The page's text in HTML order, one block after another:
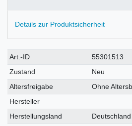
Details zur Produktsicherheit
Technisches
Merkmal
Wert
Art.-ID
55301513
Zustand
Neu
Altersfreigabe
Ohne
Hersteller
Herstellungsland
Deutschland